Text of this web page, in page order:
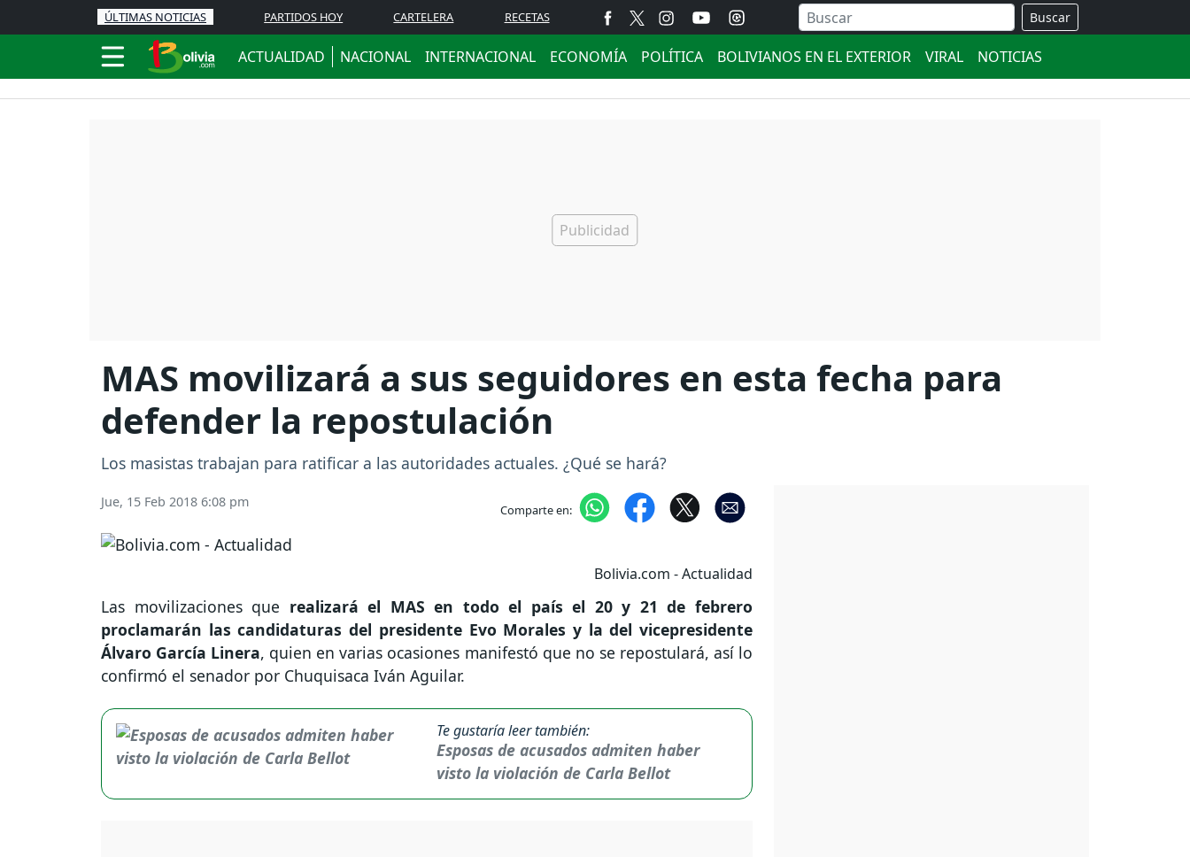
ÚLTIMAS NOTICIAS PARTIDOS HOY CARTELERA RECETAS Buscar
ACTUALIDAD NACIONAL INTERNACIONAL ECONOMÍA POLÍTICA BOLIVIANOS EN EL EXTERIOR VIRAL NOTICIAS
MAS movilizará a sus seguidores en esta fecha para
defender la repostulación
Los masistas trabajan para ratificar a las autoridades actuales. ¿Qué se hará?
Jue, 15 Feb 2018 6:08 pm Comparte en:
Bolivia.com - Actualidad
Las movilizaciones que realizará el MAS en todo el país el 20 y 21 de febrero
proclamarán las candidaturas del presidente Evo Morales y la del vicepresidente
Álvaro García Linera, quien en varias ocasiones manifestó que no se repostulará, así lo
confirmó el senador por Chuquisaca Iván Aguilar.
Te gustaría leer también:
Esposas de acusados admiten haber
visto la violación de Carla Bellot